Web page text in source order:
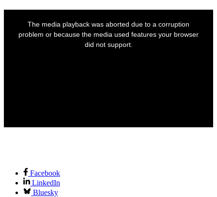
window.
The media playback was aborted due to a corruption
problem or because the media used features your browser
did not support.
Facebook
LinkedIn
Bluesky